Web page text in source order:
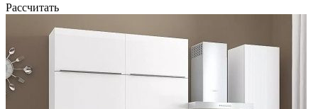
Рассчитать